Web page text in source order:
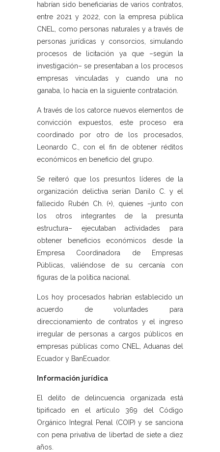
habrían sido beneficiarias de varios contratos,
entre 2021 y 2022, con la empresa pública
CNEL, como personas naturales y a través de
personas jurídicas y consorcios, simulando
procesos de licitación ya que –según la
investigación– se presentaban a los procesos
empresas vinculadas y cuando una no
ganaba, lo hacía en la siguiente contratación.
A través de los catorce nuevos elementos de
convicción expuestos, este proceso era
coordinado por otro de los procesados,
Leonardo C., con el fin de obtener réditos
económicos en beneficio del grupo.
Se reiteró que los presuntos líderes de la
organización delictiva serían Danilo C. y el
fallecido Rubén Ch. (+), quienes –junto con
los otros integrantes de la presunta
estructura– ejecutaban actividades para
obtener beneficios económicos desde la
Empresa Coordinadora de Empresas
Públicas, valiéndose de su cercanía con
figuras de la política nacional.
Los hoy procesados habrían establecido un
acuerdo de voluntades para
direccionamiento de contratos y el ingreso
irregular de personas a cargos públicos en
empresas públicas como CNEL, Aduanas del
Ecuador y BanEcuador.
Información jurídica
El delito de delincuencia organizada está
tipificado en el artículo 369 del Código
Orgánico Integral Penal (COIP) y se sanciona
con pena privativa de libertad de siete a diez
años.